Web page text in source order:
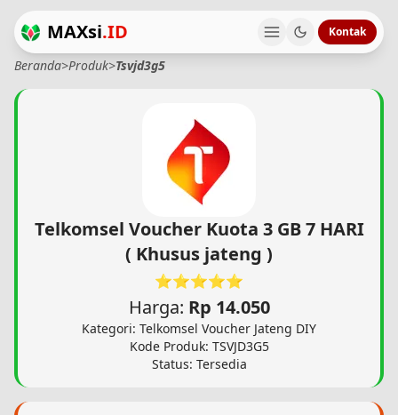
MAXsi.ID Kontak
Beranda>Produk>Tsvjd3g5
Telkomsel Voucher Kuota 3 GB 7 HARI
( Khusus jateng )
⭐⭐⭐⭐⭐
Harga: Rp 14.050
Kategori: Telkomsel Voucher Jateng DIY
Kode Produk: TSVJD3G5
Status: Tersedia